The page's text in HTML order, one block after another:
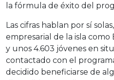
la fórmula de éxito del
Las cifras hablan por sí
empresarial de la isla como
y unos 4.603 jóvenes en
contactado con el
decidido beneficiarse de